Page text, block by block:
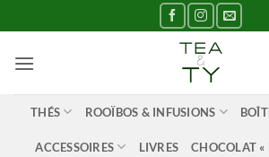
au
contenu
THÉS ROOÏBOS & INFUSIONS
ACCESSOIRES LIVRES CHOCOLAT «